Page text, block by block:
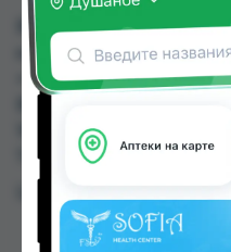
ВИЛГАЛИН МЕТ ТБ
купить или заказать в
+ 24/7, Аптека
166.80 TJS в Душанбе
Таджикистана